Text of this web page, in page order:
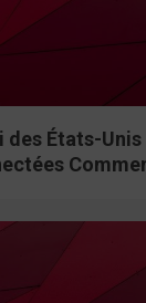
des États-Unis